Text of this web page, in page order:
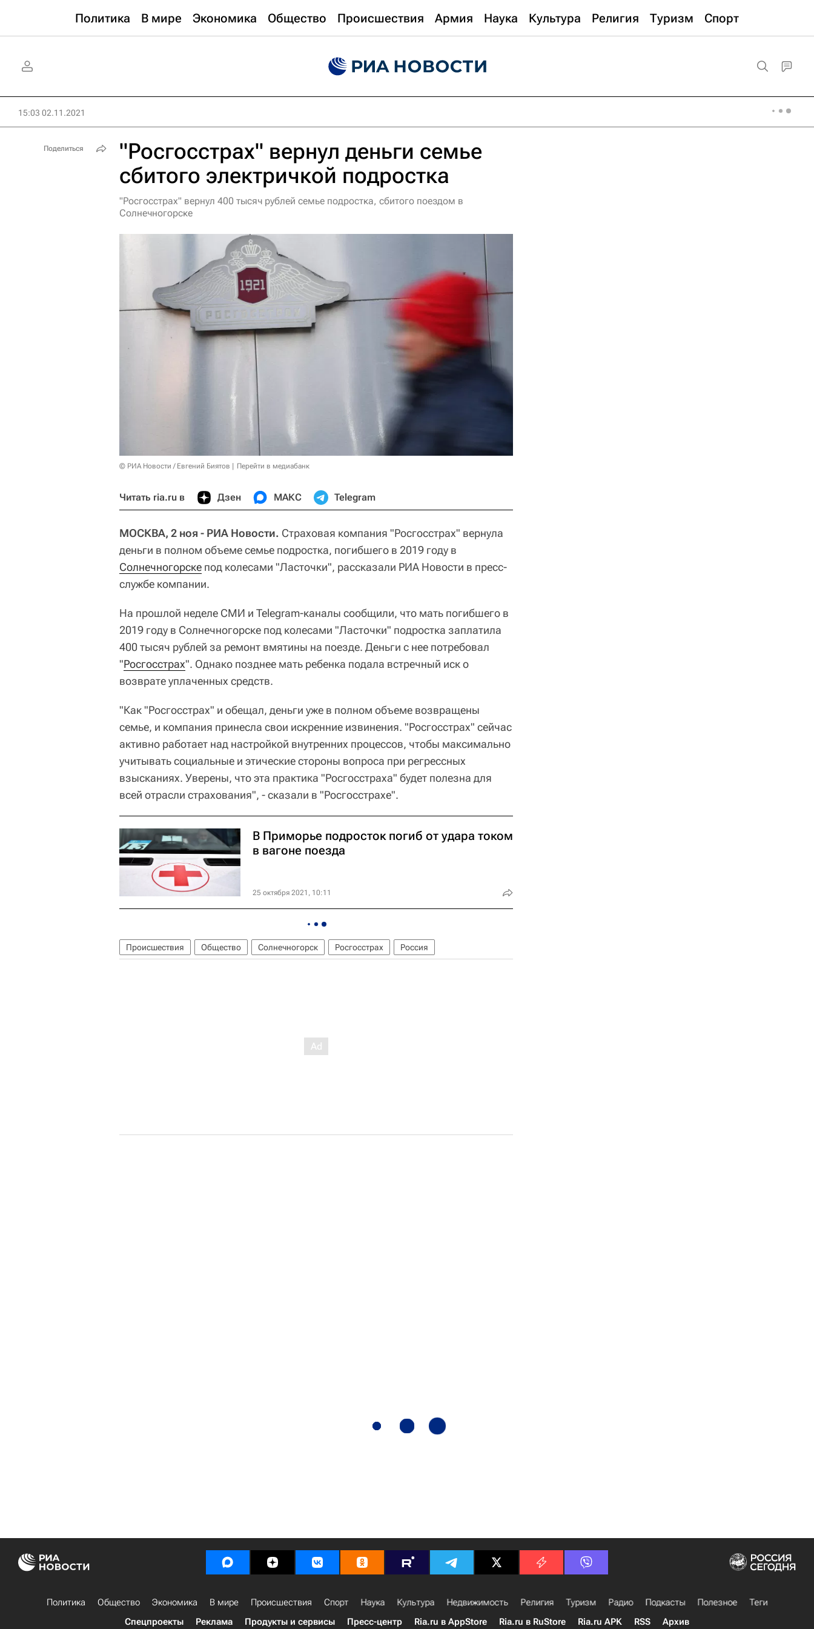
Политика В мире Экономика Общество Происшествия Армия Наука Культура Религия Туризм Спорт
15:03 02.11.2021
"Росгосстрах" вернул деньги семье
сбитого электричкой подростка
"Росгосстрах" вернул 400 тысяч рублей семье подростка, сбитого поездом в
Солнечногорске
© РИА Новости / Евгений Биятов Перейти в медиабанк
Читать ria.ru в Дзен МАКС Telegram
МОСКВА, 2 ноя - РИА Новости. Страховая компания "Росгосстрах" вернула
деньги в полном объеме семье подростка, погибшего в 2019 году в
Солнечногорске под колесами "Ласточки", рассказали РИА Новости в пресс-
службе компании.
На прошлой неделе СМИ и Telegram-каналы сообщили, что мать погибшего в
2019 году в Солнечногорске под колесами "Ласточки" подростка заплатила
400 тысяч рублей за ремонт вмятины на поезде. Деньги с нее потребовал
"Росгосстрах". Однако позднее мать ребенка подала встречный иск о
возврате уплаченных средств.
"Как "Росгосстрах" и обещал, деньги уже в полном объеме возвращены
семье, и компания принесла свои искренние извинения. "Росгосстрах" сейчас
активно работает над настройкой внутренних процессов, чтобы максимально
учитывать социальные и этические стороны вопроса при регрессных
взысканиях. Уверены, что эта практика "Росгосстраха" будет полезна для
всей отрасли страхования", - сказали в "Росгосстрахе".
В Приморье подросток погиб от удара током
в вагоне поезда
25 октября 2021, 10:11
Происшествия Общество Солнечногорск Росгосстрах Россия
Поделиться
Политика Общество Экономика В мире Происшествия Спорт Наука Культура Недвижимость Религия Туризм Радио Подкасты Полезное
Теги
Спецпроекты
Реклама Продукты и сервисы Пресс-центр Ria.ru в AppStore Ria.ru в RuStore Ria.ru APK RSS Архив